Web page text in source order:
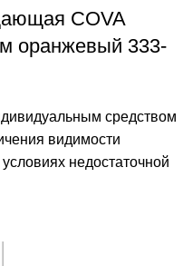
COVA
оранжевый 333-
средством
видимости
недостаточной